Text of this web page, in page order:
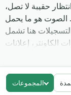
حقيبة لا تصل،
الصوت هو ما يحمل
هنا تشمل
الكاونتر، إعلانات
الزجاج السميك.
مستمرة أو كقطعة
محورية بحد ذاتها.
المجموعات